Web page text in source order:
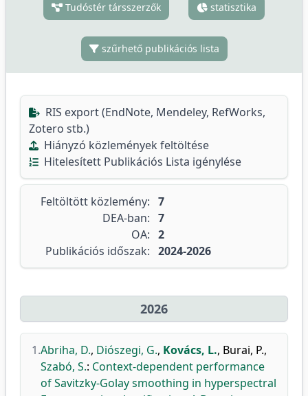
Tudóstér társszerzők statisztika
szűrhető publikációs lista
RIS export (EndNote, Mendeley, RefWorks,
Zotero stb.)
Hiányzó közlemények feltöltése
Hitelesített Publikációs Lista igénylése
Feltöltött közlemény: 7
DEA-ban: 7
OA: 2
Publikációs időszak: 2024-2026
2026
1.Abriha, D., Diószegi, G., Kovács, L., Burai, P.,
Szabó, S.: Context-dependent performance
of Savitzky-Golay smoothing in hyperspectral